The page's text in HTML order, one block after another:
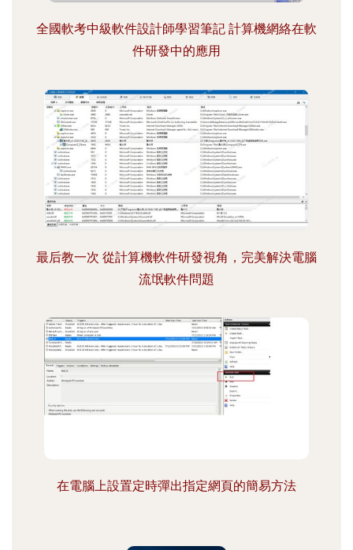
全國軟考中級軟件設計師學習筆記 計算機網絡在軟
件研發中的應用
最后教一次 從計算機軟件研發視角，完美解決電腦
流氓軟件問題
在電腦上設置定時彈出指定網頁的簡易方法